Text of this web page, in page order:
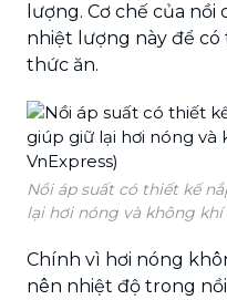
lượng. Cơ chế của
nhiệt lượng này để
thức ăn.
Nồi áp suất có thiết kế
lại hơi nóng và không
Chính vì hơi nóng
nên nhiệt độ trong